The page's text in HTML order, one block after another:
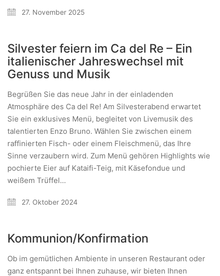
27. November 2025
Silvester feiern im Ca del Re – Ein
italienischer Jahreswechsel mit
Genuss und Musik
Begrüßen Sie das neue Jahr in der einladenden
Atmosphäre des Ca del Re! Am Silvesterabend erwartet
Sie ein exklusives Menü, begleitet von Livemusik des
talentierten Enzo Bruno. Wählen Sie zwischen einem
raffinierten Fisch- oder einem Fleischmenü, das Ihre
Sinne verzaubern wird. Zum Menü gehören Highlights wie
pochierte Eier auf Kataifi-Teig, mit Käsefondue und
weißem Trüffel…
27. Oktober 2024
Kommunion/Konfirmation
Ob im gemütlichen Ambiente in unseren Restaurant oder
ganz entspannt bei Ihnen zuhause, wir bieten Ihnen